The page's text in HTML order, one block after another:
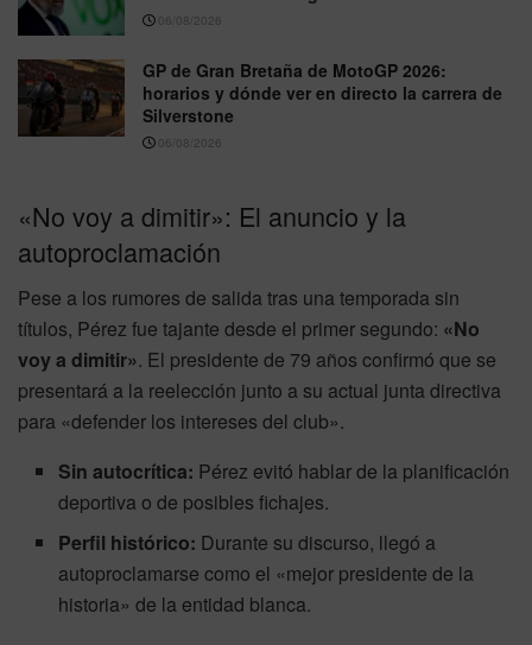
06/08/2026
GP de Gran Bretaña de MotoGP 2026:
horarios y dónde ver en directo la carrera de
Silverstone
06/08/2026
«No voy a dimitir»: El anuncio y la
autoproclamación
Pese a los rumores de salida tras una temporada sin
títulos, Pérez fue tajante desde el primer segundo: «No
voy a dimitir». El presidente de 79 años confirmó que se
presentará a la reelección junto a su actual junta directiva
para «defender los intereses del club».
Sin autocrítica: Pérez evitó hablar de la planificación
deportiva o de posibles fichajes.
Perfil histórico: Durante su discurso, llegó a
autoproclamarse como el «mejor presidente de la
historia» de la entidad blanca.